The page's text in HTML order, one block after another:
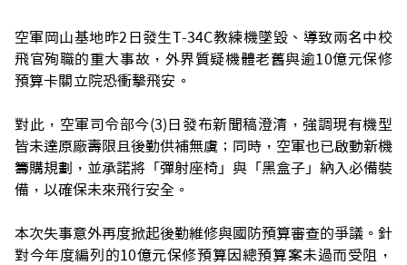
空軍岡山基地昨2日發生T-34C教練機墜毀、導致兩名中校
飛官殉職的重大事故，外界質疑機體老舊與逾10億元保修
預算卡關立院恐衝擊飛安。
對此，空軍司令部今(3)日發布新聞稿澄清，強調現有機型
皆未達原廠壽限且後勤供補無虞；同時，空軍也已啟動新機
籌購規劃，並承諾將「彈射座椅」與「黑盒子」納入必備裝
備，以確保未來飛行安全。
本次失事意外再度掀起後勤維修與國防預算審查的爭議。針
對今年度編列的10億元保修預算因總預算案未過而受阻，